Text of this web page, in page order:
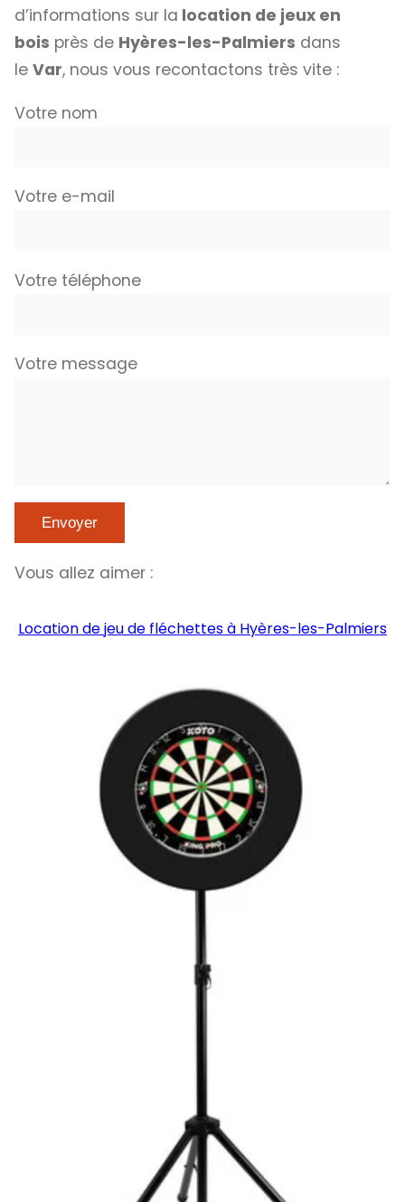
d’informations sur la location de jeux en
bois près de Hyères-les-Palmiers dans
le Var, nous vous recontactons très vite :
Votre nom
Votre e-mail
Votre téléphone
Votre message
Vous allez aimer :
Location de jeu de fléchettes à Hyères-les-Palmiers